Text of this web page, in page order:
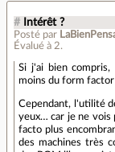
# Intérêt ?
Posté par
Évalué à 2.
Si j'ai bien
moins du form
Cependant, l'utilité
yeux… car je ne vois
facto plus
des machines très